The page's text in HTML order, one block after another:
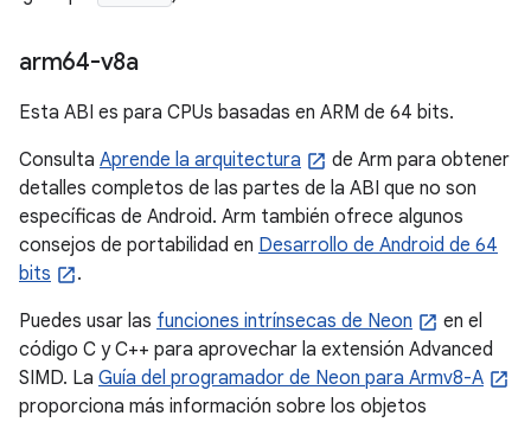
arm64-v8a
Esta ABI es para CPUs basadas en ARM de 64 bits.
Consulta Aprende la arquitectura
de Arm para obtener
detalles completos de las partes de la ABI que no son
específicas de Android. Arm también ofrece algunos
consejos de portabilidad en Desarrollo de Android de 64
bits
.
Puedes usar las funciones intrínsecas de Neon
en el
código C y C++ para aprovechar la extensión Advanced
SIMD. La Guía del programador de Neon para Armv8-A
proporciona más información sobre los objetos